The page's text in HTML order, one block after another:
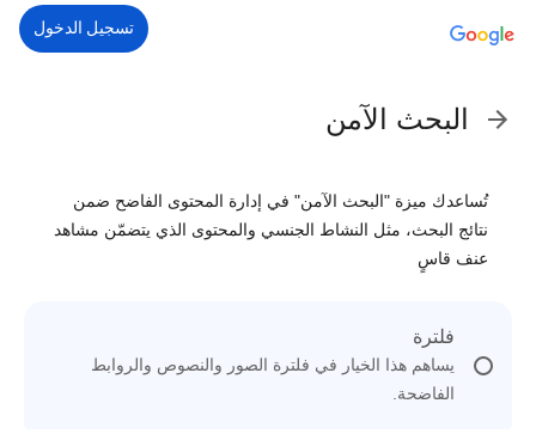
تسجيل الدخول
البحث الآمن
تُساعدك ميزة "البحث الآمن" في إدارة المحتوى الفاضح ضمن
نتائج البحث، مثل النشاط الجنسي والمحتوى الذي يتضمّن مشاهد
عنف قاسٍ
فلترة
يساهم هذا الخيار في فلترة الصور والنصوص والروابط
الفاضحة.